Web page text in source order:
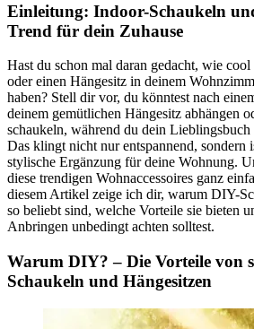
Einleitung: Indoor-Schaukeln
Trend für dein Zuhause
Hast du schon mal daran gedacht, wie cool
oder einen Hängesitz in deinem
haben? Stell dir vor, du könntest nach
deinem gemütlichen Hängesitz abhängen
schaukeln, während du dein
Das klingt nicht nur entspannend, sondern
stylische Ergänzung für deine Wohnung.
diese trendigen Wohnaccessoires ganz
diesem Artikel zeige ich dir, warum DIY-
so beliebt sind, welche Vorteile sie bieten
Anbringen unbedingt achten solltest.
Warum DIY? – Die Vorteile von
Schaukeln und Hängesitzen